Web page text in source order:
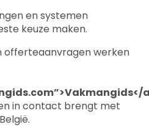
en systemen
keuze maken.
offerteaanvragen werken
in contact brengt met